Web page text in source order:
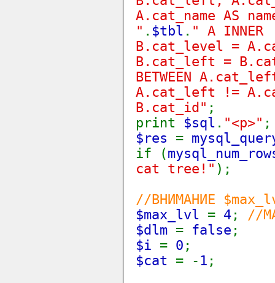
A.cat_name AS
" . $tbl . " A
B.cat_level =
B.cat_left =
BETWEEN
A.cat_left !=
B.cat_id" ;
print $sql . "<p>" ;
$res =
if (
cat tree!" );
//ВНИМАНИЕ
$max_lvl = 4 ; //
$dlm = false ;
$i = 0 ;
$cat = - 1 ;